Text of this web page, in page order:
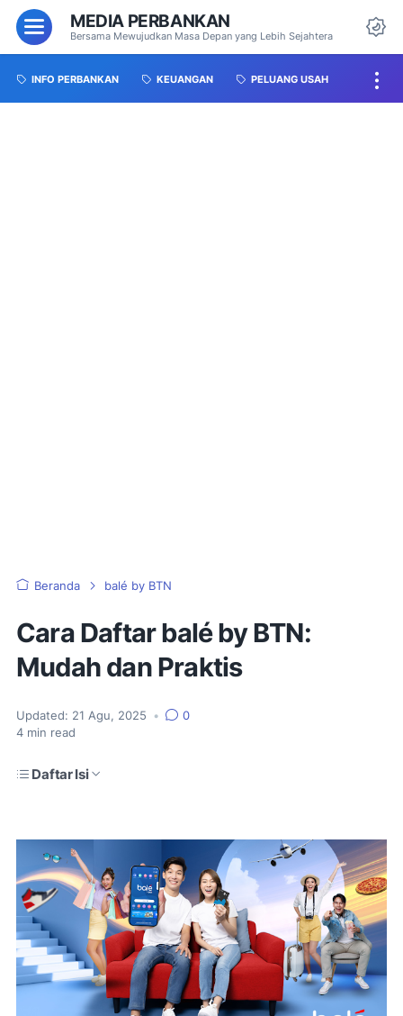
MEDIA PERBANKAN
Bersama Mewujudkan Masa Depan yang Lebih Sejahtera
INFO PERBANKAN KEUANGAN PELUANG USAH
Beranda balé by BTN
Cara Daftar balé by BTN:
Mudah dan Praktis
Updated: 21 Agu, 2025 •
0
4 min read
Daftar Isi